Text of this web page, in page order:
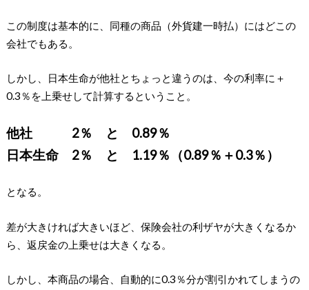
この制度は基本的に、同種の商品（外貨建一時払）にはどこの
会社でもある。
しかし、日本生命が他社とちょっと違うのは、今の利率に＋
0.3％を上乗せして計算するということ。
他社 2％ と 0.89％
日本生命 2％ と 1.19％（0.89％＋0.3％）
となる。
差が大きければ大きいほど、保険会社の利ザヤが大きくなるか
ら、返戻金の上乗せは大きくなる。
しかし、本商品の場合、自動的に0.3％分が割引かれてしまうの